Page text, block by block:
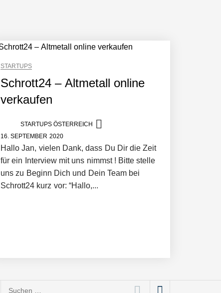
STARTUPS
Schrott24 – Altmetall online
verkaufen
STARTUPS ÖSTERREICH
16. SEPTEMBER 2020
Hallo Jan, vielen Dank, dass Du Dir die Zeit
für ein Interview mit uns nimmst ! Bitte stelle
uns zu Beginn Dich und Dein Team bei
Schrott24 kurz vor: “Hallo,...
Suchen